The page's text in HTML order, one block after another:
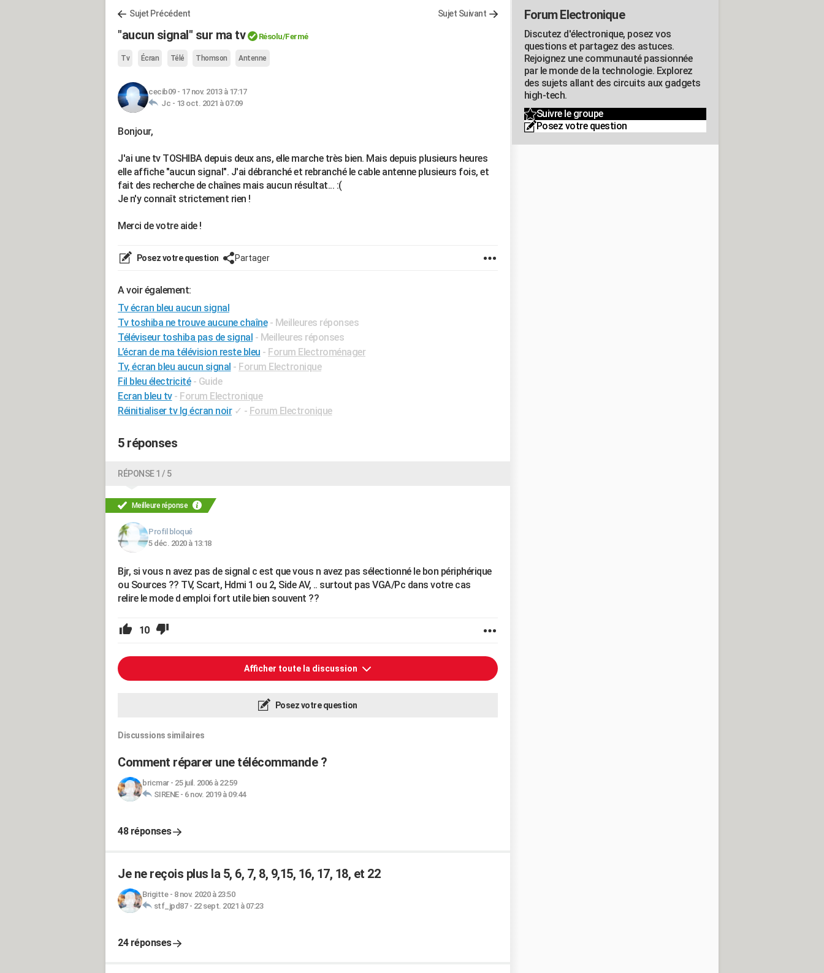
Sujet Précédent Sujet Suivant
"aucun signal" sur ma tv Résolu/Fermé
Tv Écran Télé Thomson Antenne
cecib09- 17 nov. 2013 à 17:17
Jc - 13 oct. 2021 à 07:09
Bonjour,
J'ai une tv TOSHIBA depuis deux ans, elle marche très bien. Mais depuis plusieurs heures
elle affiche "aucun signal". J'ai débranché et rebranché le cable antenne plusieurs fois, et
fait des recherche de chaînes mais aucun résultat... :(
Je n'y connaît strictement rien !
Merci de votre aide !
Posez votre question Partager
A voir également:
Tv écran bleu aucun signal
Tv toshiba ne trouve aucune chaîne - Meilleures réponses
Téléviseur toshiba pas de signal - Meilleures réponses
L’écran de ma télévision reste bleu - Forum Electroménager
Tv, écran bleu aucun signal - Forum Electronique
Fil bleu électricité - Guide
Ecran bleu tv - Forum Electronique
Réinitialiser tv lg écran noir ✓ - Forum Electronique
5 réponses
RÉPONSE 1 / 5
Meilleure réponse
Profil bloqué
5 déc. 2020 à 13:18
Bjr, si vous n avez pas de signal c est que vous n avez pas sélectionné le bon périphérique
ou Sources ?? TV, Scart, Hdmi 1 ou 2, Side AV, .. surtout pas VGA/Pc dans votre cas
relire le mode d emploi fort utile bien souvent ??
10
Afficher toute la discussion
Posez votre question
Discussions similaires
Comment réparer une télécommande ?
bricmar- 25 juil. 2006 à 22:59
SIRENE- 6 nov. 2019 à 09:44
48 réponses
Je ne reçois plus la 5, 6, 7, 8, 9,15, 16, 17, 18, et 22
Brigitte- 8 nov. 2020 à 23:50
stf_jpd87- 22 sept. 2021 à 07:23
24 réponses
Forum Electronique
Discutez d'électronique, posez vos
questions et partagez des astuces.
Rejoignez une communauté passionnée
par le monde de la technologie. Explorez
des sujets allant des circuits aux gadgets
high-tech.
Suivre le groupe
Posez votre question